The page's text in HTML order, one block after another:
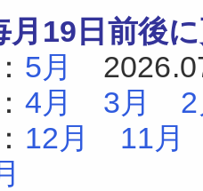
19日前後
5月
4月 3月
12月
11月